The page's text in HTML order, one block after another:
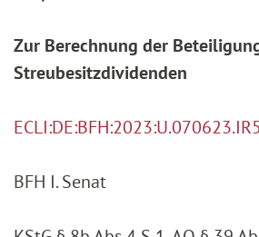
Zur Berechnung der
Streubesitzdividenden
BFH I. Senat